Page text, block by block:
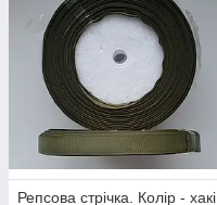
Репсова стрічка. Колір - хакі